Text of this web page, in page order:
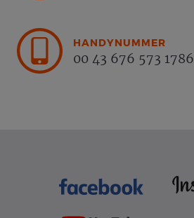
HANDYNUMMER
00 43 676 573 1786